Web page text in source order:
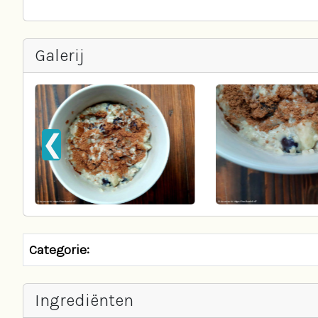
Galerij
❮
Categorie:
Ingrediënten